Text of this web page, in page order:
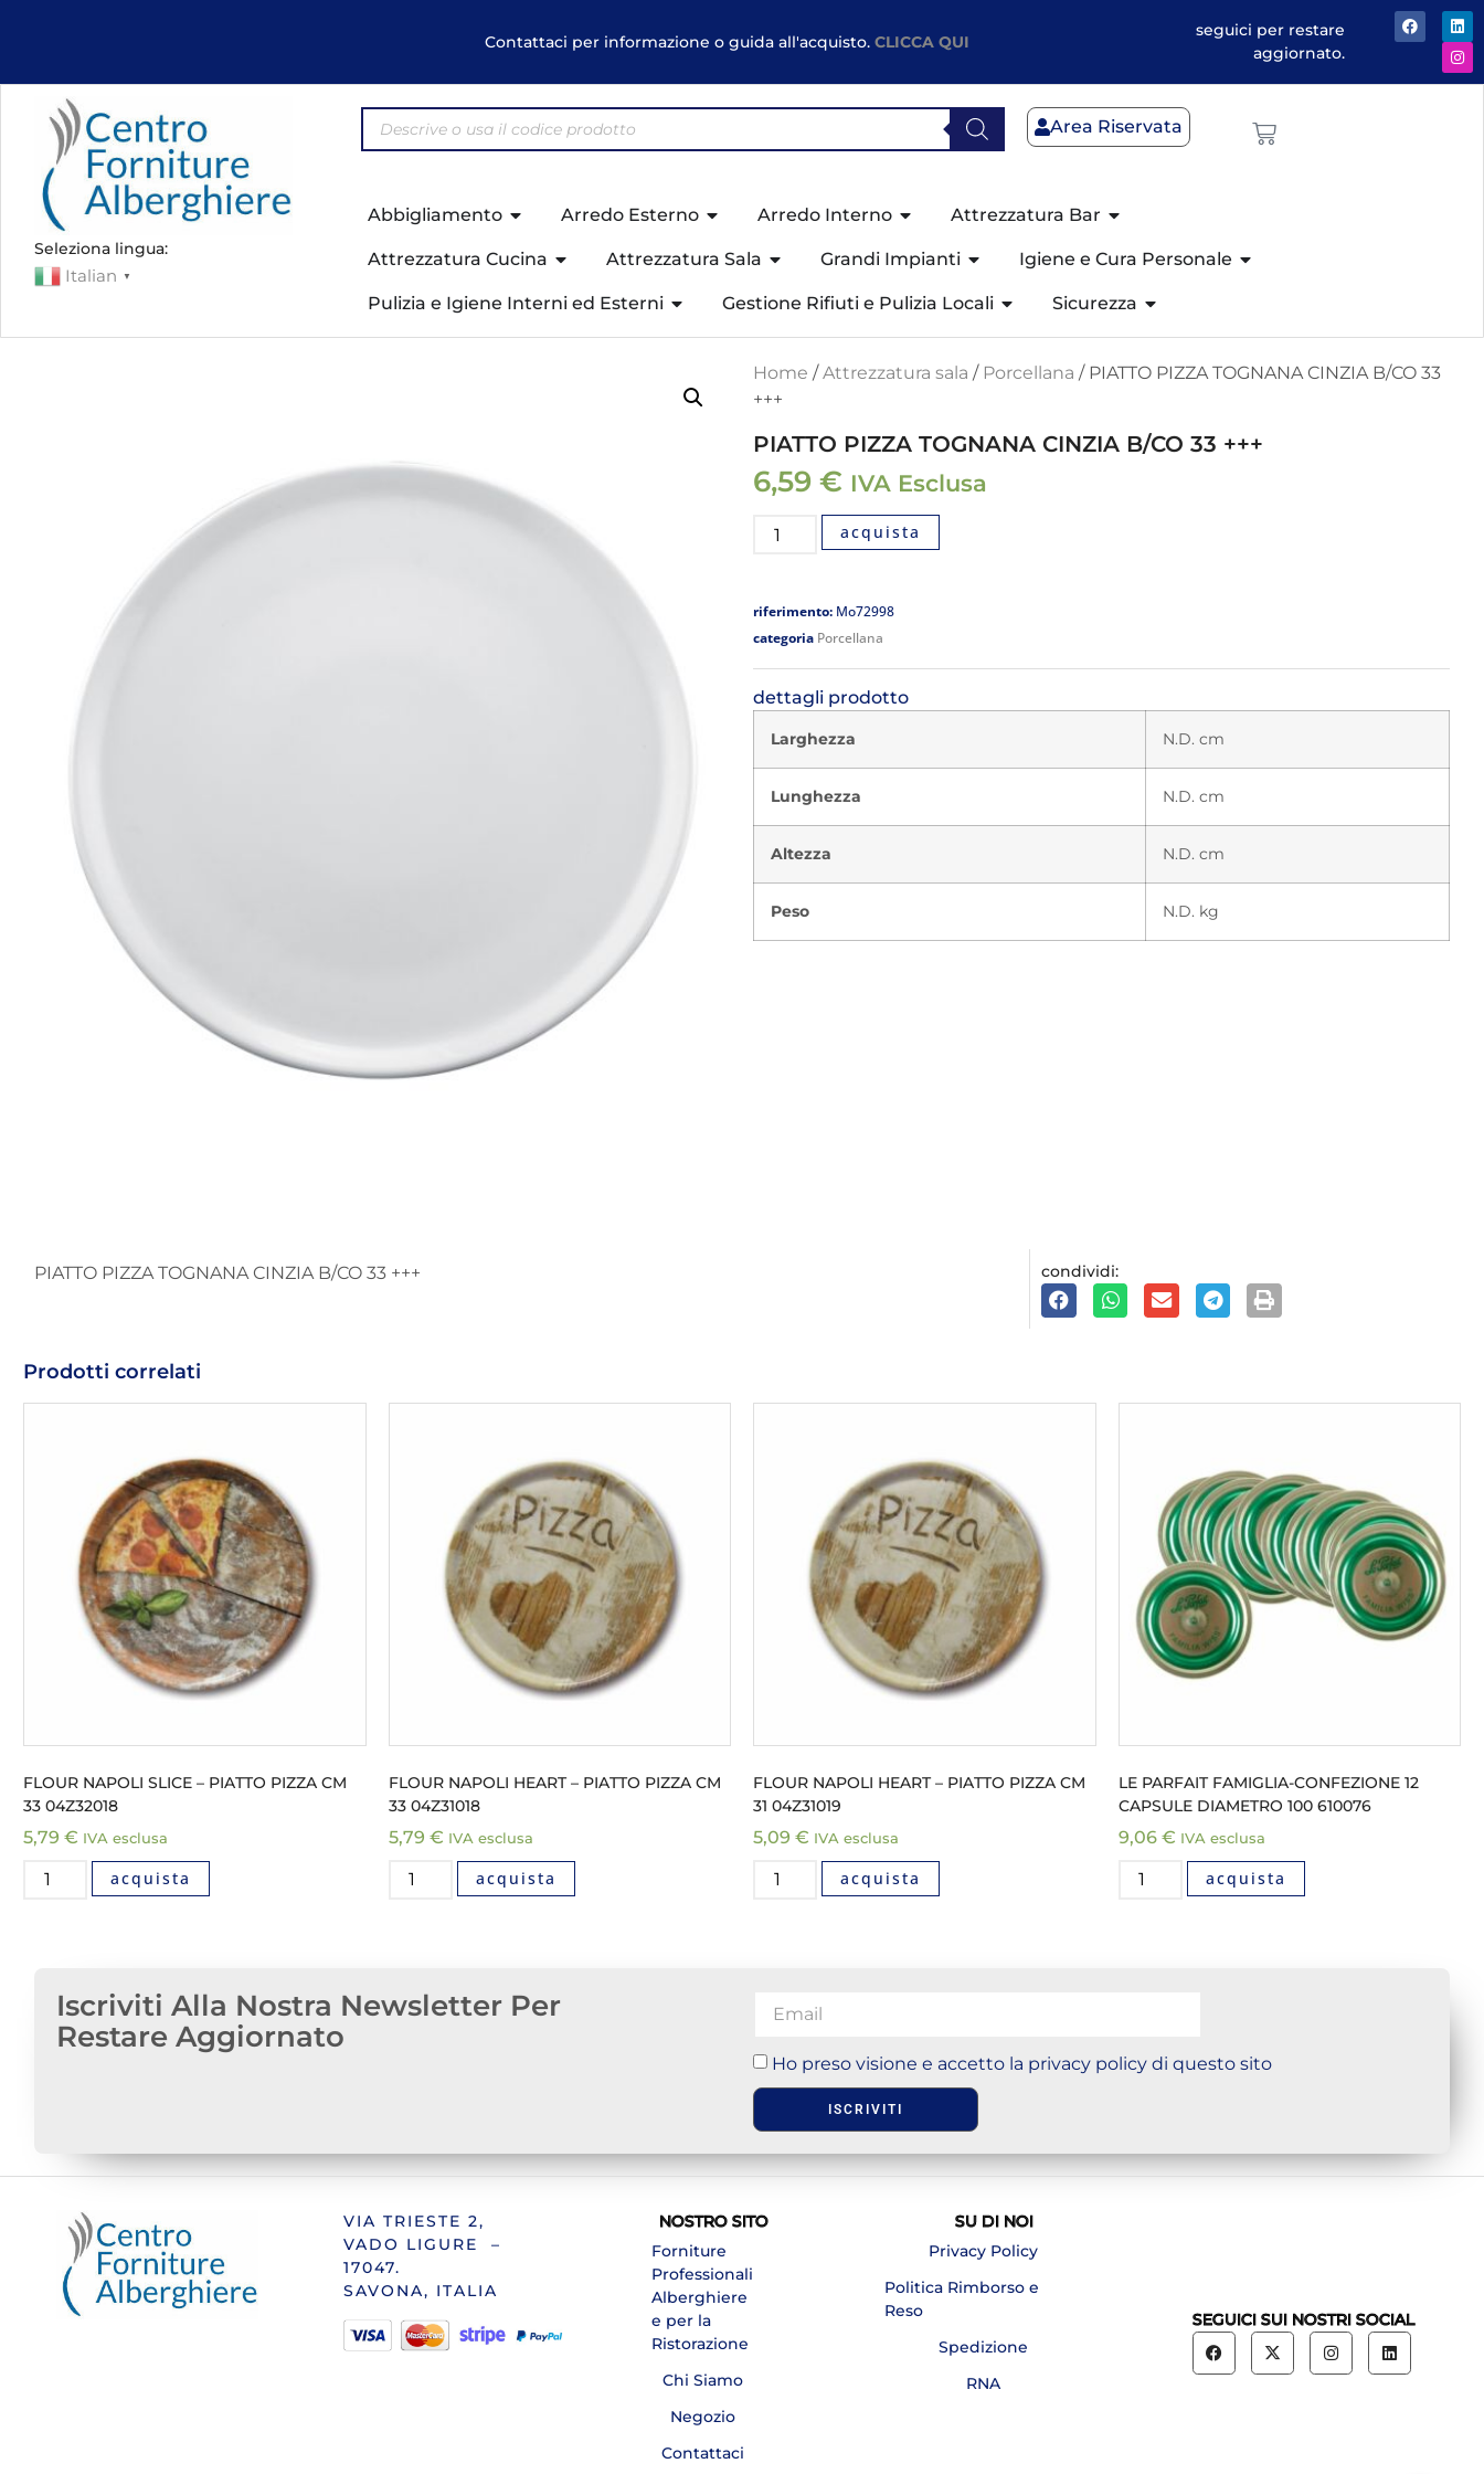
Contattaci per informazione o guida all'acquisto.CLICCA QUI
seguici per restare
aggiornato.
Seleziona lingua:
Italian ▼
Area Riservata
Abbigliamento Arredo Esterno Arredo Interno Attrezzatura Bar
Attrezzatura Cucina Attrezzatura Sala Grandi Impianti Igiene e Cura Personale
Pulizia e Igiene Interni ed Esterni Gestione Rifiuti e Pulizia Locali Sicurezza
Home /Attrezzatura sala / Porcellana / PIATTO PIZZA TOGNANA CINZIA B/CO 33
+++
PIATTO PIZZA TOGNANA CINZIA B/CO 33 +++
6,59 € IVA Esclusa
acquista
riferimento: Mo72998
categoria Porcellana
dettagli prodotto
Larghezza N.D. cm
Lunghezza N.D. cm
Altezza N.D. cm
Peso N.D. kg
PIATTO PIZZA TOGNANA CINZIA B/CO 33 +++ condividi:
Prodotti correlati
FLOUR NAPOLI SLICE – PIATTO PIZZA CM
33 04Z32018
5,79 € IVA esclusa
acquista
FLOUR NAPOLI HEART – PIATTO PIZZA CM
33 04Z31018
5,79 € IVA esclusa
acquista
FLOUR NAPOLI HEART – PIATTO PIZZA CM
31 04Z31019
5,09 € IVA esclusa
acquista
LE PARFAIT FAMIGLIA-CONFEZIONE 12
CAPSULE DIAMETRO 100 610076
9,06 € IVA esclusa
acquista
Iscriviti Alla Nostra Newsletter Per
Restare Aggiornato
Ho preso visione e accetto la privacy policy di questo sito
ISCRIVITI
VIA TRIESTE 2,
VADO LIGURE –
17047.
SAVONA, ITALIA
NOSTRO SITO
Forniture
Professionali
Alberghiere
e per la
Ristorazione
Chi Siamo
Negozio
Contattaci
SU DI NOI
Privacy Policy
Politica Rimborso e
Reso
Spedizione
RNA
SEGUICI SUI NOSTRI SOCIAL